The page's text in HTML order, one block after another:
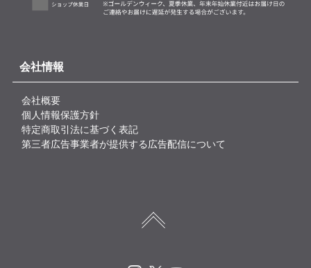
会社情報
会社概要
個人情報保護方針
特定商取引法に基づく表記
第三者広告事業者が提供する広告配信について